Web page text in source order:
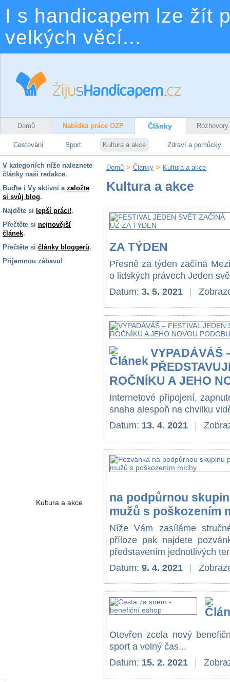
I s handicapem lze žít
velkých věcí...
Domů Nabídka práce OZP Články Rozhovory
Cestování Sport Kultura a akce Zdraví a pomůcky
V kategoriích níže naleznete
články naší redakce.
Buďte i Vy aktivní a založte
si svůj blog.
Najděte si lepší práci!.
Přečtěte si nejnovější
článek.
Přečtěte si články bloggerů.
Příjemnou zábavu!
Kultura a akce
Domů > Články > Kultura a akce
Kultura a akce
ZA TÝDEN
Přesně za týden začíná
o lidských právech Jeden
Datum: 3. 5. 2021
VYPADÁVÁŠ
ROČNÍKU A JEHO
Internetové připojení,
snaha alespoň na chvilku
Datum: 13. 4. 2021
na podpůrnou
mužů s poškozením
Níže Vám zasíláme
příloze pak najdete
představením jednotlivých
Datum: 9. 4. 2021
Otevřen zcela nový
sport a volný čas...
Datum: 15. 2. 2021